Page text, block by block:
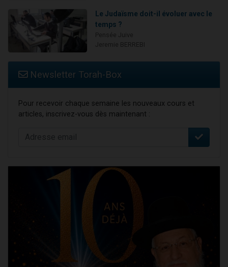
Le Judaïsme doit-il évoluer avec le
temps ?
Newsletter Torah-Box
Pour recevoir chaque semaine les nouveaux cours et
articles, inscrivez-vous dès maintenant :